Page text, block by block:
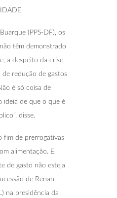
(PPS-DF), os
têm demonstrado
a despeito da crise.
de redução de gastos
é só coisa de
ideia de que o que é
disse.
fim de prerrogativas
alimentação. E
de gasto não esteja
de Renan
na presidência da